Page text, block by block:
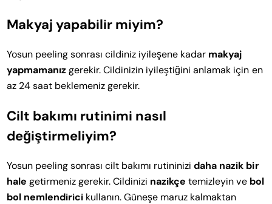
Makyaj yapabilir miyim?
Yosun peeling sonrası cildiniz iyileşene kadar makyaj
yapmamanızgerekir. Cildinizin iyileştiğini anlamak için en
az 24 saat beklemeniz gerekir.
Cilt bakımı rutinimi nasıl
değiştirmeliyim?
Yosun peeling sonrası cilt bakımı rutininizidaha nazik bir
hale getirmeniz gerekir. Cildinizi nazikçe temizleyin ve bol
bol nemlendirici kullanın. Güneşe maruz kalmaktan